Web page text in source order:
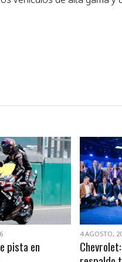
NOTA
pista en
4 AGOSTO,